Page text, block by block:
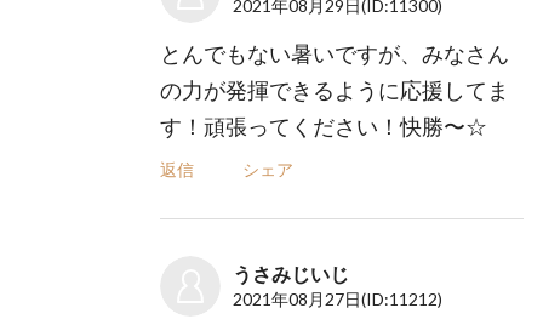
2021年08月29日(ID:11300)
とんでもない暑いですが、みなさん
の力が発揮できるように応援してま
す！頑張ってください！快勝〜☆
返信 シェア
うさみじいじ
2021年08月27日(ID:11212)